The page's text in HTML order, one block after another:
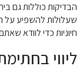
הבדיקות כוללות גם
שעלולות להשפיע על
חיוניות כדי לוודא
ליווי